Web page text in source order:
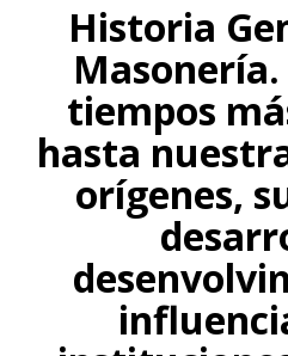
Historia
Masonería.
tiempos
hasta
orígenes,